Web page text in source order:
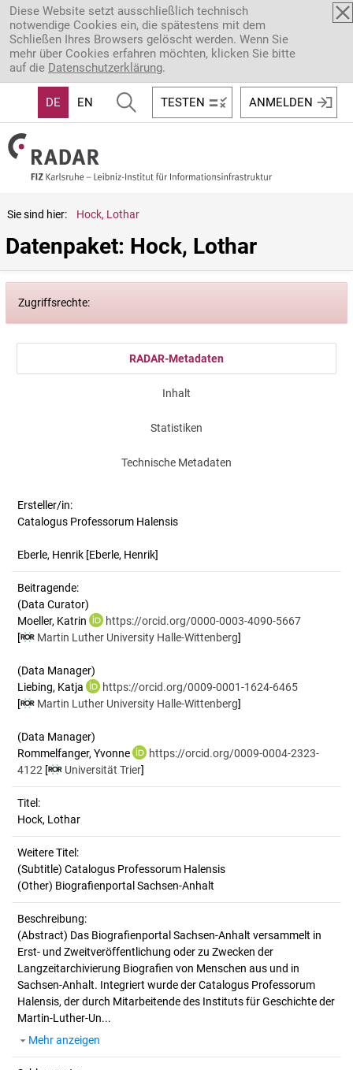
Direkt zum Inhalt
Diese Website setzt ausschließlich technisch
notwendige Cookies ein, die spätestens mit dem
Schließen Ihres Browsers gelöscht werden. Wenn Sie
mehr über Cookies erfahren möchten, klicken Sie bitte
auf die Datenschutzerklärung.
DE EN TESTEN ANMELDEN
Sie sind hier: Hock, Lothar
Datenpaket: Hock, Lothar
Zugriffsrechte:
RADAR-Metadaten
Inhalt
Statistiken
Technische Metadaten
Ersteller/in:
Catalogus Professorum Halensis
Eberle, Henrik [Eberle, Henrik]
Beitragende:
(Data Curator)
Moeller, Katrin
https://orcid.org/0000-0003-4090-5667
[
Martin Luther University Halle-Wittenberg]
(Data Manager)
Liebing, Katja
https://orcid.org/0009-0001-1624-6465
[
Martin Luther University Halle-Wittenberg]
(Data Manager)
Rommelfanger, Yvonne
https://orcid.org/0009-0004-2323-
4122 [ Universität Trier]
Titel:
Hock, Lothar
Weitere Titel:
(Subtitle) Catalogus Professorum Halensis
(Other) Biografienportal Sachsen-Anhalt
Beschreibung:
(Abstract) Das Biografienportal Sachsen-Anhalt versammelt in
Erst- und Zweitveröffentlichung oder zu Zwecken der
Langzeitarchivierung Biografien von Menschen aus und in
Sachsen-Anhalt. Integriert wurde der Catalogus Professorum
Halensis, der durch Mitarbeitende des Instituts für Geschichte der
Martin-Luther-Un...
Mehr anzeigen